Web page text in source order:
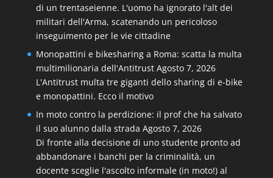
di un trentaseienne. L'uomo ha ignorato l'alt dei
militari dell'Arma, scatenando un pericoloso
inseguimento per le vie cittadine
Monopattini e bikesharing a Roma: scatta la multa
multimilionaria dell'Antitrust Agosto 7, 2026
L'Antitrust multa tre giganti dello sharing di e-bike
e monopattini. Ecco il motivo
In moto contro la perdizione: il prof che ha salvato
il suo alunno dalla strada Agosto 7, 2026
Di fronte alla decisione di uno studente pronto ad
abbandonare i banchi per la criminalità, un
docente sceglie l'ascolto informale (in moto!) al